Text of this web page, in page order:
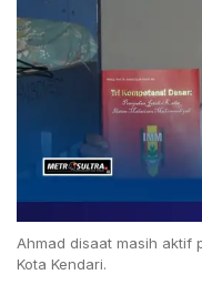
Ahmad disaat masih aktif
Kota Kendari.